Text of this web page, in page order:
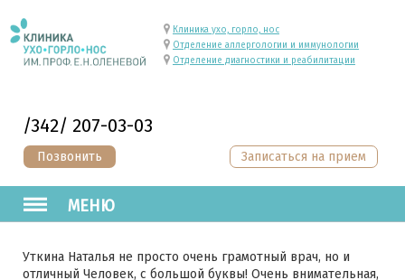
/342/ 207-03-03
Позвонить
Клиника ухо, горло, нос
Отделение аллергологии и иммунологии
Отделение диагностики и реабилитации
МЕНЮ
Записаться на прием
Уткина Наталья не просто очень грамотный врач, но и
отличный Человек, с большой буквы! Очень внимательная,